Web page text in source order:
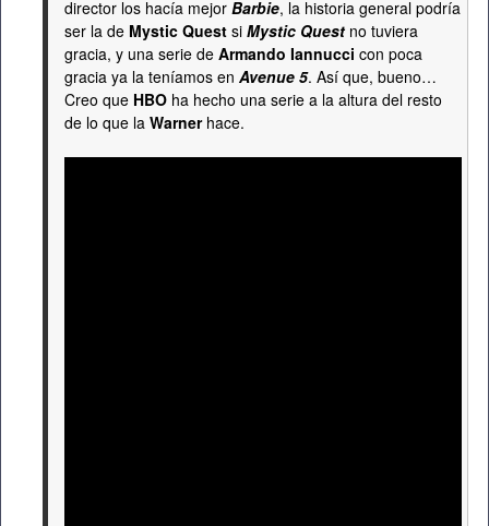
director los hacía mejor Barbie, la historia general podría
ser la de Mystic Quest si Mystic Quest no tuviera
gracia, y una serie de Armando Iannucci con poca
gracia ya la teníamos en Avenue 5. Así que, bueno…
Creo que HBO ha hecho una serie a la altura del resto
de lo que la Warnerhace.